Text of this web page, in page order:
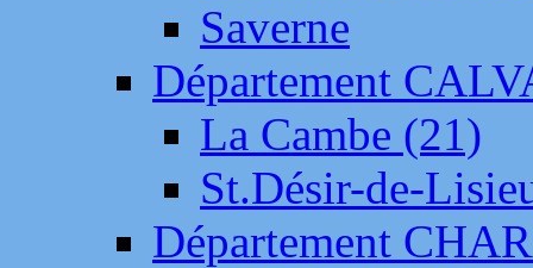
Saverne
Département
La Cambe (21)
St.Désir-de-
Département